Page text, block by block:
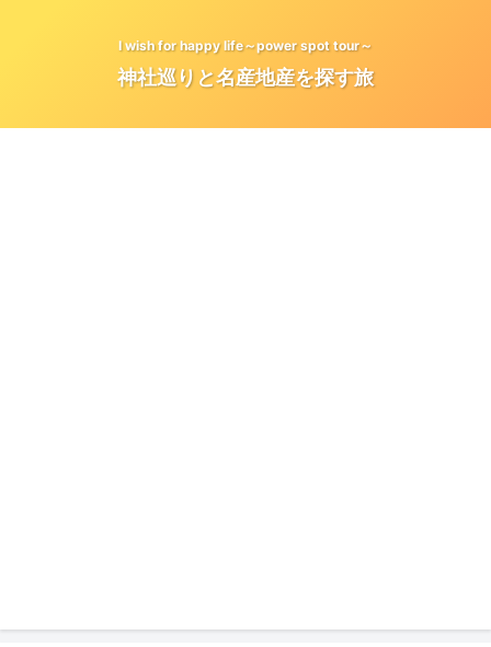
I wish for happy life～power spot tour～
神社巡りと名産地産を探す旅